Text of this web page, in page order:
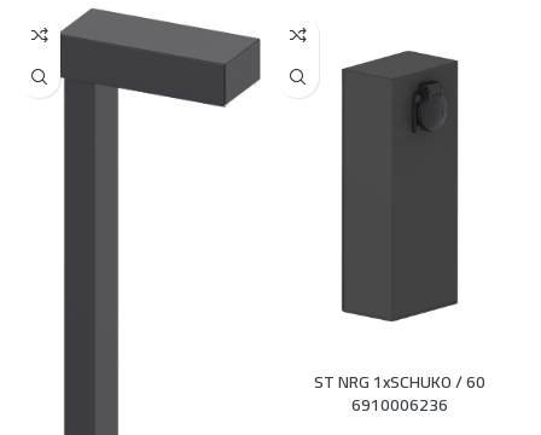
ST NRG 1xSCHUKO / 60
6910006236